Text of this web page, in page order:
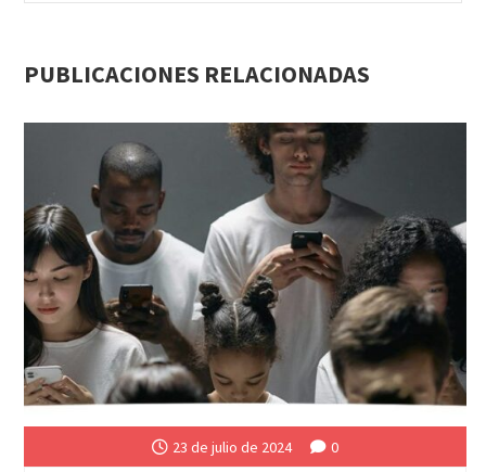
PUBLICACIONES RELACIONADAS
23 de julio de 2024 0